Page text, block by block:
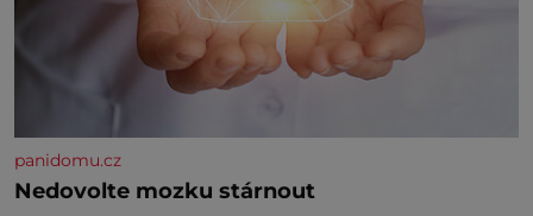
panidomu.cz
Nedovolte mozku stárnout